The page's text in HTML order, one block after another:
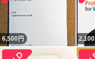
6,500円 2,100